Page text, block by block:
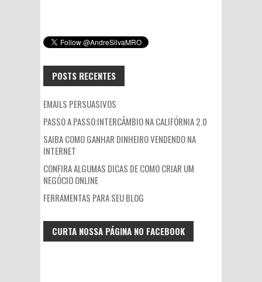
POSTS RECENTES
EMAILS PERSUASIVOS
PASSO A PASSO:INTERCÂMBIO NA CALIFÓRNIA 2.0
SAIBA COMO GANHAR DINHEIRO VENDENDO NA
INTERNET
CONFIRA ALGUMAS DICAS DE COMO CRIAR UM
NEGÓCIO ONLINE
FERRAMENTAS PARA SEU BLOG
CURTA NOSSA PÁGINA NO FACEBOOK